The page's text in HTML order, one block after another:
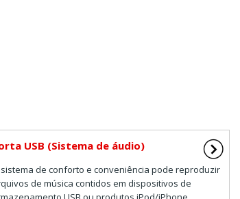
USB (Sistema de áudio)
de conforto e conveniência pode reproduzir
de música contidos em dispositivos de